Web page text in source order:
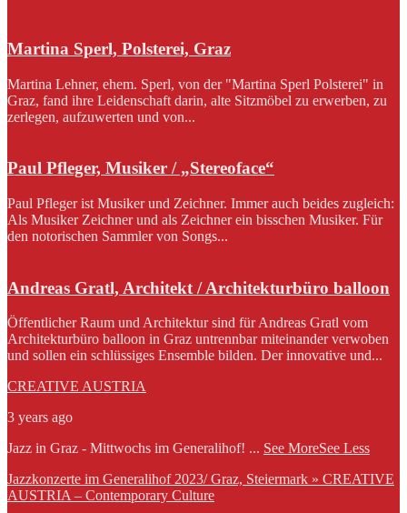
Martina Sperl, Polsterei, Graz
Martina Lehner, ehem. Sperl, von der "Martina Sperl Polsterei" in
Graz, fand ihre Leidenschaft darin, alte Sitzmöbel zu erwerben, zu
zerlegen, aufzuwerten und von...
Paul Pfleger, Musiker / „Stereoface“
Paul Pfleger ist Musiker und Zeichner. Immer auch beides zugleich:
Als Musiker Zeichner und als Zeichner ein bisschen Musiker. Für
den notorischen Sammler von Songs...
Andreas Gratl, Architekt / Architekturbüro balloon
Öffentlicher Raum und Architektur sind für Andreas Gratl vom
Architekturbüro balloon in Graz untrennbar miteinander verwoben
und sollen ein schlüssiges Ensemble bilden. Der innovative und...
CREATIVE AUSTRIA
3 years ago
Jazz in Graz - Mittwochs im Generalihof! ... See MoreSee Less
Jazzkonzerte im Generalihof 2023/ Graz, Steiermark » CREATIVE
AUSTRIA – Contemporary Culture